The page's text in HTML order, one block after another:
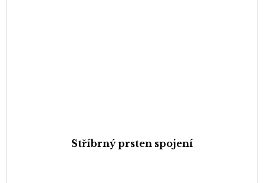
Stříbrný prsten spojení